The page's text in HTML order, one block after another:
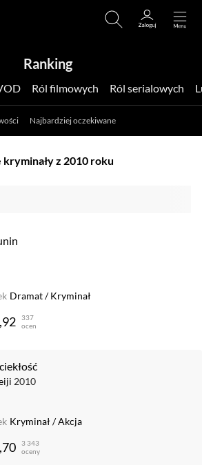
Ranking
VOD Ról filmowych Ról serialowych
Najbardziej oczekiwane
z 2010 roku
337
ocen
Dramat/Kryminał
2010
3 343
oceny
Kryminał /Akcja